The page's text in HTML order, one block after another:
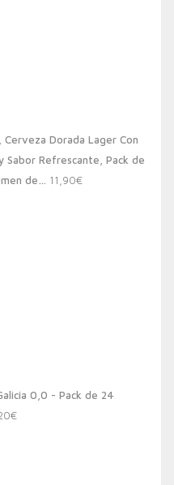
Cerveza Dorada Lager Con
Sabor Refrescante, Pack de
de… 11,90€
0,0 - Pack de 24
€